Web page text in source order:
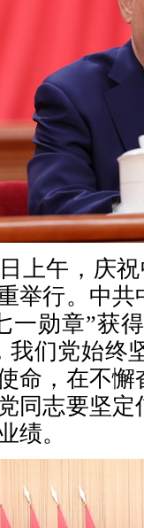
上午，庆
举行。中
一勋章”获
我们党始终
命，在不
同志要坚
绩。